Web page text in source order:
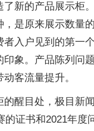
了新的产品展示柜
，是原来展示数量
者入户见到的第一
印象。产品陈列问
客流量提升。
的醒目处，极目新
的证书和2021年度